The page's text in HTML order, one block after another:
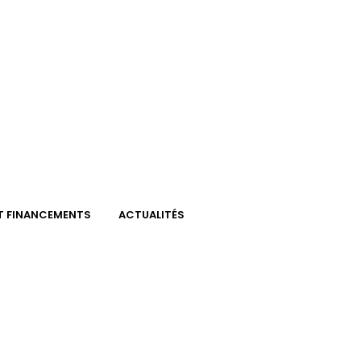
FINANCEMENTS ACTUALITÉS